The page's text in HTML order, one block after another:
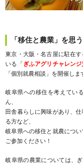
「移住と農業」を思
東京・大阪・名古屋に駐在
いる「 ぎふアグリチャレン
「個別就農相談」を開催しま
岐阜県への移住を考えてい
ん、
田舎暮らしに興味があり、
る方など、
岐阜県への移住と就農につ
ご参加ください！
岐阜県の農業については、